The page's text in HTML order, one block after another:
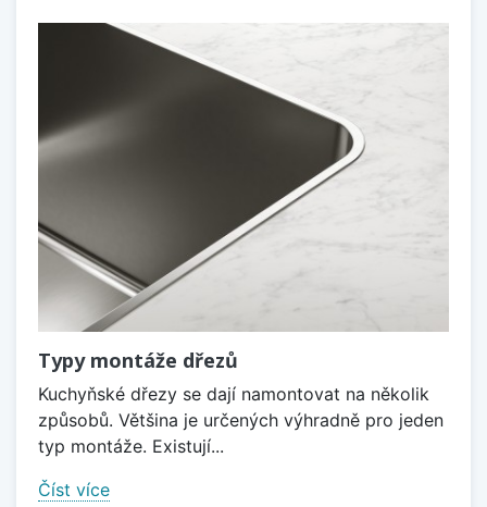
Typy montáže dřezů
Kuchyňské dřezy se dají namontovat na několik
způsobů. Většina je určených výhradně pro jeden
typ montáže. Existují...
Číst více